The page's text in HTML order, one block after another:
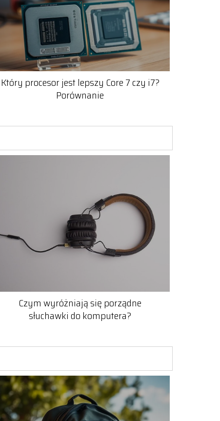
Który procesor jest lepszy Core 7 czy i7?
Porównanie
Czym wyróżniają się porządne
słuchawki do komputera?